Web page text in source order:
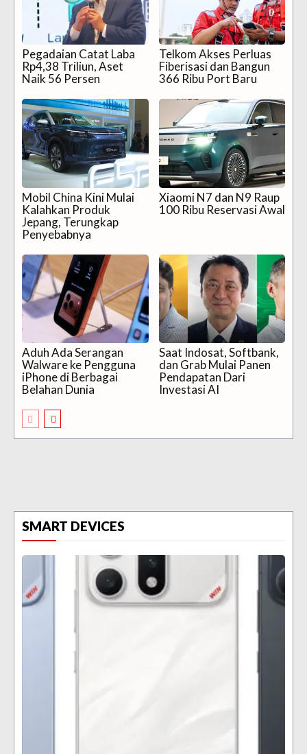
Pegadaian Catat Laba
Rp4,38 Triliun, Aset
Naik 56 Persen
Telkom Akses Perluas
Fiberisasi dan Bangun
366 Ribu Port Baru
Mobil China Kini Mulai
Kalahkan Produk
Jepang, Terungkap
Penyebabnya
Xiaomi N7 dan N9 Raup
100 Ribu Reservasi Awal
Aduh Ada Serangan
Walware ke Pengguna
iPhone di Berbagai
Belahan Dunia
Saat Indosat, Softbank,
dan Grab Mulai Panen
Pendapatan Dari
Investasi AI
SMART DEVICES